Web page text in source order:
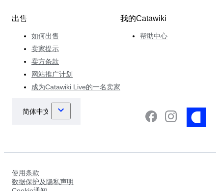
出售
如何出售
卖家提示
卖方条款
网站推广计划
成为Catawiki Live的一名卖家
我的Catawiki
帮助中心
使用条款
数据保护及隐私声明